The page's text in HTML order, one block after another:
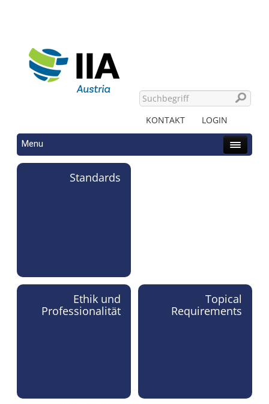
KONTAKT LOGIN
Menu
Standards
Ethik und
Professionalität
Topical
Requirements